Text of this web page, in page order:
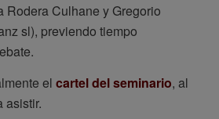
Rodera Culhane y Gregorio
sl), previendo tiempo
el cartel del seminario, al
asistir.